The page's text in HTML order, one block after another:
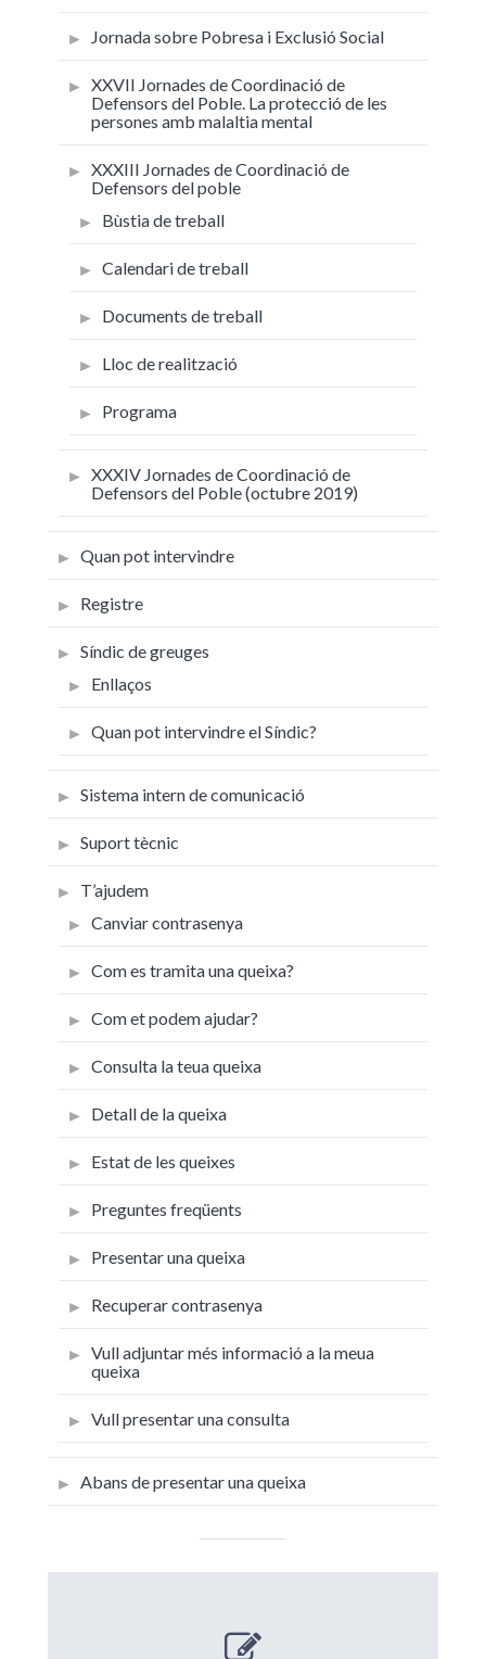
Jornada sobre Pobresa i Exclusió Social
XXVII Jornades de Coordinació de
Defensors del Poble. La protecció de les
persones amb malaltia mental
XXXIII Jornades de Coordinació de
Defensors del poble
Bùstia de treball
Calendari de treball
Documents de treball
Lloc de realització
Programa
XXXIV Jornades de Coordinació de
Defensors del Poble (octubre 2019)
Quan pot intervindre
Registre
Síndic de greuges
Enllaços
Quan pot intervindre el Síndic?
Sistema intern de comunicació
Suport tècnic
T’ajudem
Canviar contrasenya
Com es tramita una queixa?
Com et podem ajudar?
Consulta la teua queixa
Detall de la queixa
Estat de les queixes
Preguntes freqüents
Presentar una queixa
Recuperar contrasenya
Vull adjuntar més informació a la meua
queixa
Vull presentar una consulta
Abans de presentar una queixa